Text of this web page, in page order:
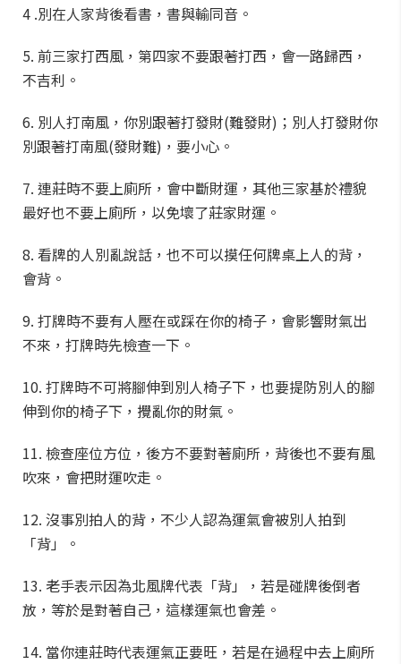
4 .別在人家背後看書，書與輸同音。
5. 前三家打西風，第四家不要跟著打西，會一路歸西，
不吉利。
6. 別人打南風，你別跟著打發財(難發財)；別人打發財你
別跟著打南風(發財難)，要小心。
7. 連莊時不要上廁所，會中斷財運，其他三家基於禮貌
最好也不要上廁所，以免壞了莊家財運。
8. 看牌的人別亂說話，也不可以摸任何牌桌上人的背，
會背。
9. 打牌時不要有人壓在或踩在你的椅子，會影響財氣出
不來，打牌時先檢查一下。
10. 打牌時不可將腳伸到別人椅子下，也要提防別人的腳
伸到你的椅子下，攪亂你的財氣。
11. 檢查座位方位，後方不要對著廁所，背後也不要有風
吹來，會把財運吹走。
12. 沒事別拍人的背，不少人認為運氣會被別人拍到
「背」。
13. 老手表示因為北風牌代表「背」，若是碰牌後倒者
放，等於是對著自己，這樣運氣也會差。
14. 當你連莊時代表運氣正要旺，若是在過程中去上廁所